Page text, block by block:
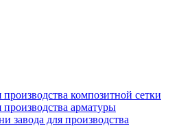
композитной сетки
производства арматуры
завода для производства